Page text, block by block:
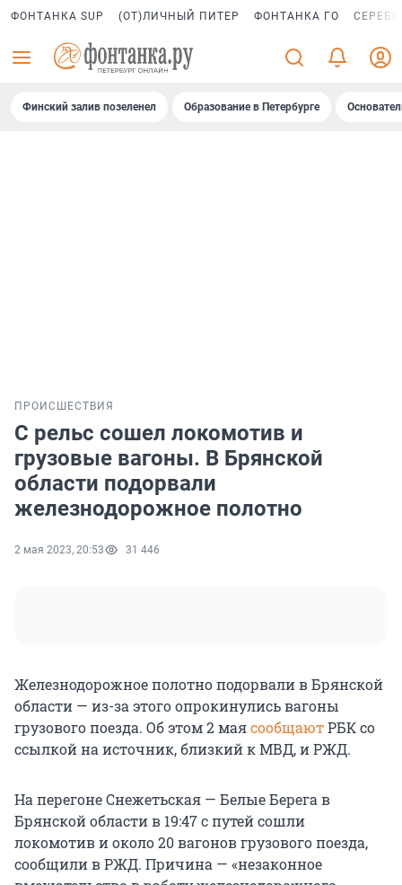
ФОНТАНКА SUP (ОТ)ЛИЧНЫЙ ПИТЕР ФОНТАНКА ГО
Финский залив позеленел Образование в Петербурге
ПРОИСШЕСТВИЯ
С рельс сошел локомотив и
грузовые вагоны. В Брянской
области подорвали
железнодорожное полотно
2 мая 2023, 20:53 31 446
Железнодорожное полотно подорвали в Брянской
области — из-за этого опрокинулись вагоны
грузового поезда. Об этом 2 маясообщаютРБК со
ссылкой на источник, близкий к МВД, и РЖД.
На перегоне Снежетьская — Белые Берега в
Брянской области в 19:47 с путей сошли
локомотив и около 20 вагонов грузового поезда,
сообщили в РЖД. Причина — «незаконное